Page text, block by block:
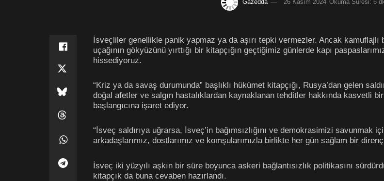
Gazedda 26 Kasım 2024 Okuma Süresi: 6
İsveçliler genellikle panik yapmaz ya da aşırı tepki vermezler. Ancak
uçağının gökyüzünü yırttığı bir kitapçığın geçtiğimiz günlerde kapı
hissediyoruz.
“Kriz ya da savaş durumunda” başlıklı hükümet kitapçığı, Rusya’dan gelen
doğal afetler ve salgın hastalıklardan kaynaklanan tehditler hakkında kasvetli
başlangıcına işaret ediyor.
“İsveç saldırıya uğrarsa, İsveç’in bağımsızlığını ve demokrasimizi
arkadaşlarımız, dostlarımız ve komşularımızla birlikte her gün sağlam bir
İsveç iki yüzyılı aşkın bir süre boyunca askeri bağlantısızlık politikasını
kitapçık da buna cevaben hazırlandı.